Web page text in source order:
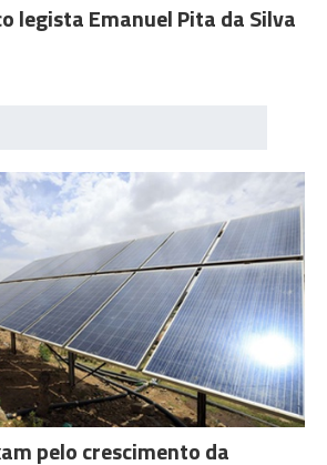
legista Emanuel Pita da Silva
pelo crescimento da